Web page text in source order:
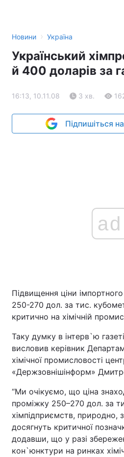
Новини › Україна
Український
й 400 доларів за
16:13, 10.11.08 3 хв.
Підпишіться
ad
Підвищення ціни
250-270 дол. за тис.
критично на хімічній
Таку думку в інтерв`ю
висловив керівник
хімічної промисловості
«Держзовнішінформ»
“Ми очікуємо, що ціна
проміжку 250–270 дол. за
хімпідприємств, природно,
досягнуть критичної
додавши, що у разі
кон`юнктури на ринках